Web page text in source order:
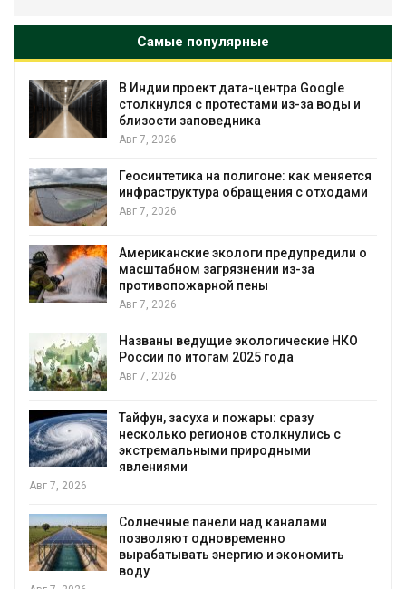
Самые популярные
В Индии проект дата-центра Google
столкнулся с протестами из-за воды и
близости заповедника
Авг 7, 2026
Геосинтетика на полигоне: как меняется
инфраструктура обращения с отходами
Авг 7, 2026
Американские экологи предупредили о
масштабном загрязнении из-за
противопожарной пены
Авг 7, 2026
Названы ведущие экологические НКО
России по итогам 2025 года
Авг 7, 2026
Тайфун, засуха и пожары: сразу
несколько регионов столкнулись с
экстремальными природными
явлениями
Солнечные панели над каналами
позволяют одновременно
вырабатывать энергию и экономить
воду